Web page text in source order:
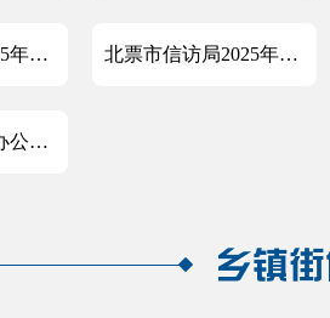
北票市民政局2025年度政府信息公开工作年度报告 北票市信访局2025年政府信息公开工作年度报告
北票市人民政府办公室2025年度政府信息公开工作年度报告